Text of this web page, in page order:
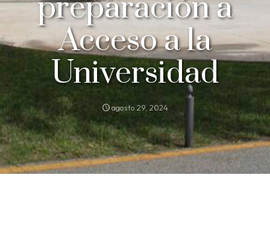
preparación a
Acceso a la
Universidad
agosto 29, 2024